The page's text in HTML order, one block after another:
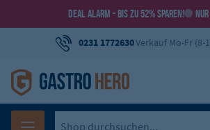
DEAL ALARM - BIS ZU 52% SPAREN!
0231 1772630Verkauf Mo-Fr (8-